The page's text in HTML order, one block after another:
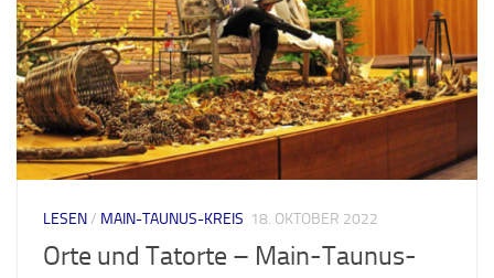
LESEN/ MAIN-TAUNUS-KREIS 18. OKTOBER 2022
Orte und Tatorte – Main-Taunus-